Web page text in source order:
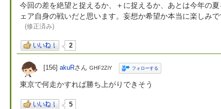
今回の差を絶望と捉えるか、＋に捉えるか、あとは今年の
ェア自身の戦いだと思います。妄想か希望か本当に楽しみ
(修正済み)
2
[156] akuRさん GHF2ZiY フォローする
東京で何走かすれば勝ち上がりできそう
5